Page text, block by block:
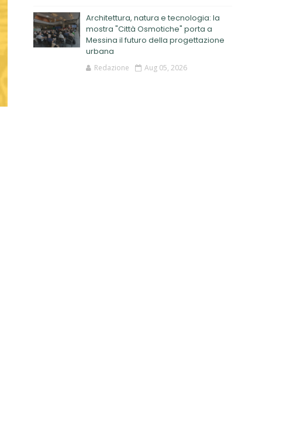
Architettura, natura e tecnologia: la
mostra "Città Osmotiche" porta a
Messina il futuro della progettazione
urbana
Redazione Aug 05, 2026